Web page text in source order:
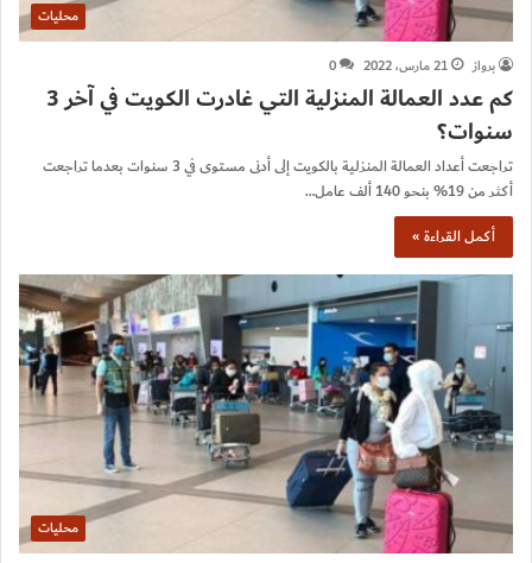
محليات
برواز
21 مارس، 2022 0
كم عدد العمالة المنزلية التي غادرت الكويت في آخر 3
سنوات؟
تراجعت أعداد العمالة المنزلية بالكويت إلى أدنى مستوى في 3 سنوات بعدما تراجعت
أكثر من 19% بنحو 140 ألف عامل…
أكمل القراءة »
محليات